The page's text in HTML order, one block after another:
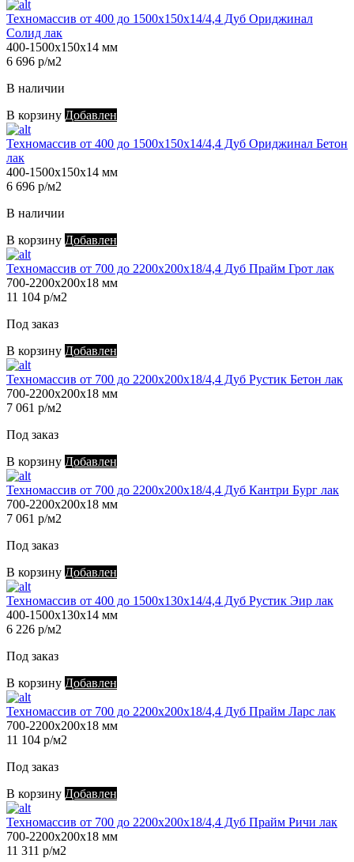
Техномассив от 400 до 1500х150х14/4,4 Дуб Ориджинал
Солид лак
400-1500х150х14 мм
6 696 р/м2
В наличии
В корзину Добавлен
Техномассив от 400 до 1500х150х14/4,4 Дуб Ориджинал Бетон
лак
400-1500х150х14 мм
6 696 р/м2
В наличии
В корзину Добавлен
Техномассив от 700 до 2200х200х18/4,4 Дуб Прайм Грот лак
700-2200х200х18 мм
11 104 р/м2
Под заказ
В корзину Добавлен
Техномассив от 700 до 2200х200х18/4,4 Дуб Рустик Бетон лак
700-2200х200х18 мм
7 061 р/м2
Под заказ
В корзину Добавлен
Техномассив от 700 до 2200х200х18/4,4 Дуб Кантри Бург лак
700-2200х200х18 мм
7 061 р/м2
Под заказ
В корзину Добавлен
Техномассив от 400 до 1500х130х14/4,4 Дуб Рустик Эир лак
400-1500х130х14 мм
6 226 р/м2
Под заказ
В корзину Добавлен
Техномассив от 700 до 2200х200х18/4,4 Дуб Прайм Ларс лак
700-2200х200х18 мм
11 104 р/м2
Под заказ
В корзину Добавлен
Техномассив от 700 до 2200х200х18/4,4 Дуб Прайм Ричи лак
700-2200х200х18 мм
11 311 р/м2